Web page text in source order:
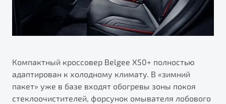
Компактный кроссовер Belgee X50+ полностью
адаптирован к холодному климату. В «зимний
пакет» уже в базе входят обогревы зоны покоя
стеклоочистителей, форсунок омывателя лобового